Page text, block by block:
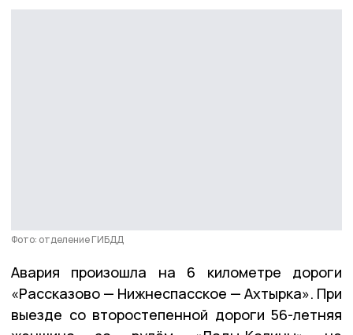
Фото: отделение ГИБДД
Авария произошла на 6 километре дороги
«Рассказово — Нижнеспасское — Ахтырка». При
выезде со второстепенной дороги 56-летняя